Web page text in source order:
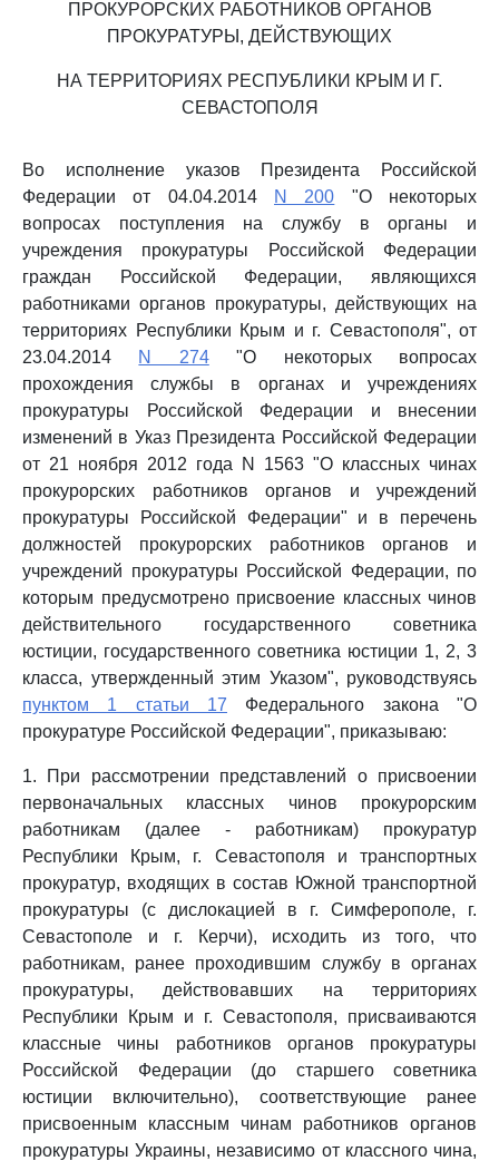
ПРОКУРОРСКИХ РАБОТНИКОВ ОРГАНОВ
ПРОКУРАТУРЫ, ДЕЙСТВУЮЩИХ
НА ТЕРРИТОРИЯХ РЕСПУБЛИКИ КРЫМ И Г.
СЕВАСТОПОЛЯ
Во исполнение указов Президента Российской
Федерации от 04.04.2014
N 200 "О некоторых
вопросах поступления на службу в органы и
учреждения прокуратуры Российской Федерации
граждан Российской Федерации, являющихся
работниками органов прокуратуры, действующих на
территориях Республики Крым и г. Севастополя", от
23.04.2014 N 274"О некоторых вопросах
прохождения службы в органах и учреждениях
прокуратуры Российской Федерации и внесении
изменений в Указ Президента Российской Федерации
от 21 ноября 2012 года N 1563 "О классных чинах
прокурорских работников органов и учреждений
прокуратуры Российской Федерации" и в перечень
должностей прокурорских работников органов и
учреждений прокуратуры Российской Федерации, по
которым предусмотрено присвоение классных чинов
действительного государственного советника
юстиции, государственного советника юстиции 1, 2, 3
класса, утвержденный этим Указом", руководствуясь
пунктом 1 статьи 17 Федерального закона "О
прокуратуре Российской Федерации", приказываю:
1. При рассмотрении представлений о присвоении
первоначальных классных чинов прокурорским
работникам (далее - работникам) прокуратур
Республики Крым, г. Севастополя и транспортных
прокуратур, входящих в состав Южной транспортной
прокуратуры (с дислокацией в г. Симферополе, г.
Севастополе и г. Керчи), исходить из того, что
работникам, ранее проходившим службу в органах
прокуратуры, действовавших на территориях
Республики Крым и г. Севастополя, присваиваются
классные чины работников органов прокуратуры
Российской Федерации (до старшего советника
юстиции включительно), соответствующие ранее
присвоенным классным чинам работников органов
прокуратуры Украины, независимо от классного чина,